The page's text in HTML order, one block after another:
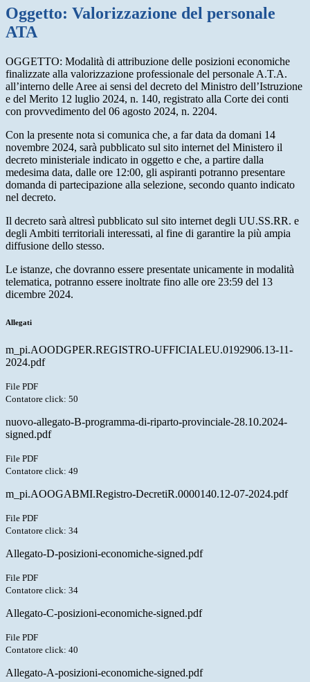
Oggetto: Valorizzazione del personale
ATA
OGGETTO: Modalità di attribuzione delle posizioni economiche
finalizzate alla valorizzazione professionale del personale A.T.A.
all’interno delle Aree ai sensi del decreto del Ministro dell’Istruzione
e del Merito 12 luglio 2024, n. 140, registrato alla Corte dei conti
con provvedimento del 06 agosto 2024, n. 2204.
Con la presente nota si comunica che, a far data da domani 14
novembre 2024, sarà pubblicato sul sito internet del Ministero il
decreto ministeriale indicato in oggetto e che, a partire dalla
medesima data, dalle ore 12:00, gli aspiranti potranno presentare
domanda di partecipazione alla selezione, secondo quanto indicato
nel decreto.
Il decreto sarà altresì pubblicato sul sito internet degli UU.SS.RR. e
degli Ambiti territoriali interessati, al fine di garantire la più ampia
diffusione dello stesso.
Le istanze, che dovranno essere presentate unicamente in modalità
telematica, potranno essere inoltrate fino alle ore 23:59 del 13
dicembre 2024.
Allegati
m_pi.AOODGPER.REGISTRO-UFFICIALEU.0192906.13-11-
2024.pdf
File PDF
Contatore click: 50
nuovo-allegato-B-programma-di-riparto-provinciale-28.10.2024-
signed.pdf
File PDF
Contatore click: 49
m_pi.AOOGABMI.Registro-DecretiR.0000140.12-07-2024.pdf
File PDF
Contatore click: 34
Allegato-D-posizioni-economiche-signed.pdf
File PDF
Contatore click: 34
Allegato-C-posizioni-economiche-signed.pdf
File PDF
Contatore click: 40
Allegato-A-posizioni-economiche-signed.pdf